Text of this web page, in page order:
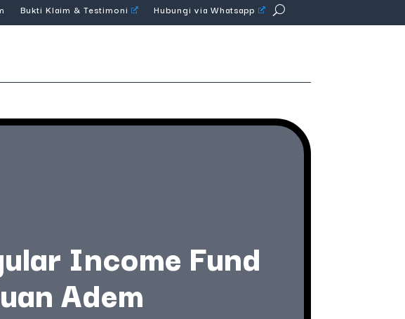
Bukti Klaim & Testimoni Hubungi via Whatsapp
Income Fund
Adem